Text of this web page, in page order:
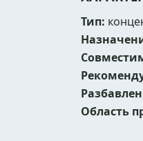
Тип:
Область